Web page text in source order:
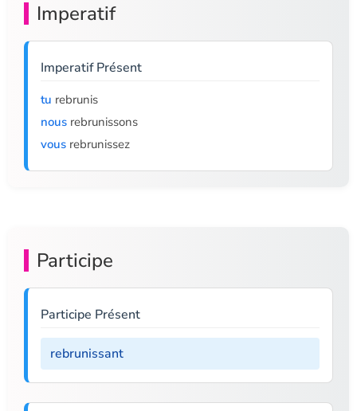
Imperatif
Imperatif Présent
tu rebrunis
nous rebrunissons
vous rebrunissez
Participe
Participe Présent
rebrunissant